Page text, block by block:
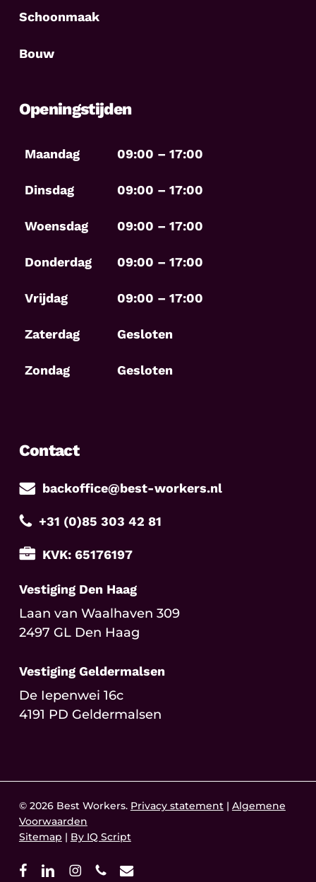
Schoonmaak
Bouw
Openingstijden
Maandag 09:00 – 17:00
Dinsdag 09:00 – 17:00
Woensdag 09:00 – 17:00
Donderdag 09:00 – 17:00
Vrijdag 09:00 – 17:00
Zaterdag Gesloten
Zondag Gesloten
Contact
backoffice@best-workers.nl
+31 (0)85 303 42 81
KVK: 65176197
Vestiging Den Haag
Laan van Waalhaven 309
2497 GL Den Haag
Vestiging Geldermalsen
De Iepenwei 16c
4191 PD Geldermalsen
© 2026 Best Workers. Privacy statement| Algemene
Voorwaarden
Sitemap | By IQ Script
facebooklinkedininstagram
phoneemail